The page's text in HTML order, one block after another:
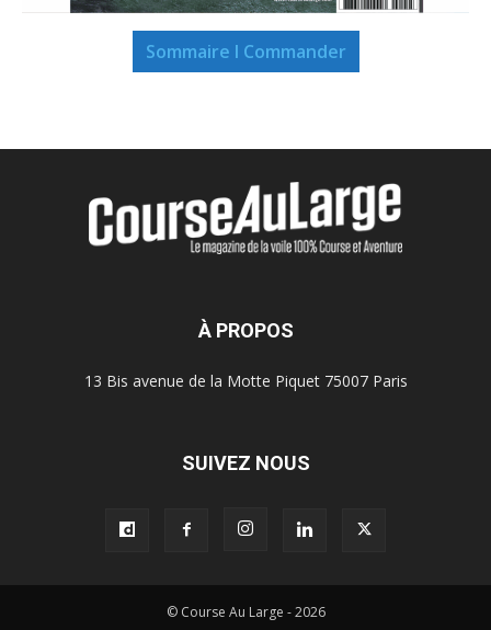
Sommaire I Commander
À PROPOS
13 Bis avenue de la Motte Piquet 75007 Paris
SUIVEZ NOUS
© Course Au Large - 2026